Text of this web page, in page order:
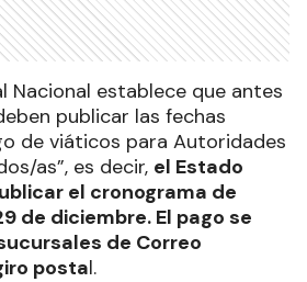
Nacional establece que antes
publicar las fechas
de viáticos para Autoridades
as”, es decir, el Estado
el cronograma de
de diciembre. El pago se
de Correo
postal.